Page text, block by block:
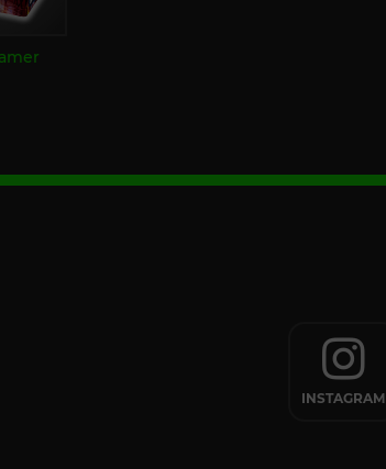
INSTAGRAM